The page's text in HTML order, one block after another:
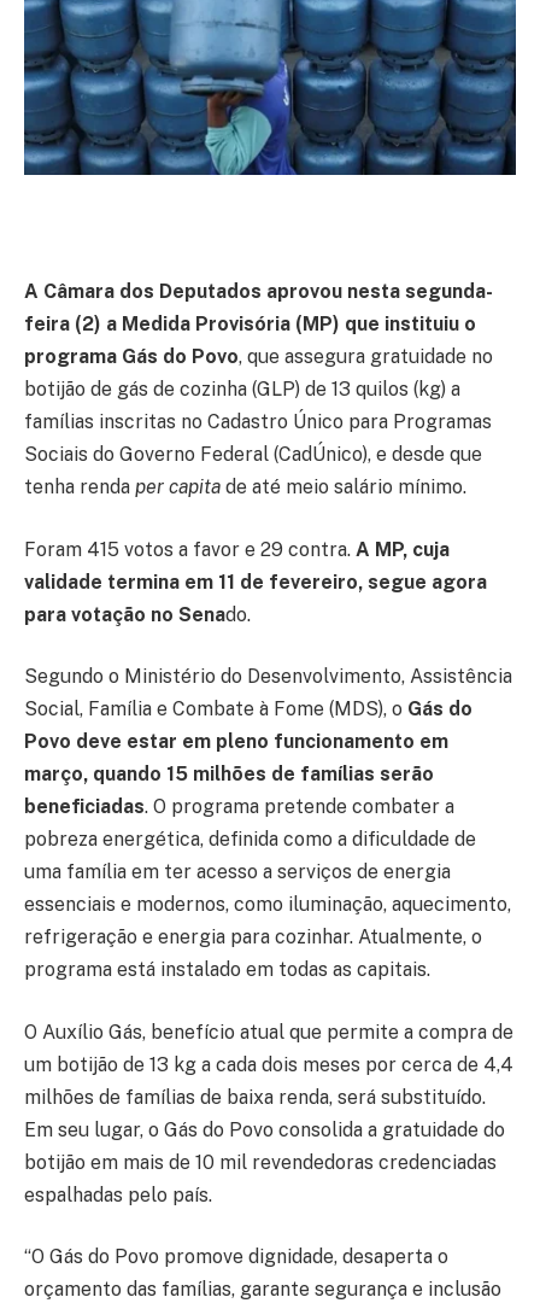
A Câmara dos Deputados aprovou nesta segunda-
feira (2) a Medida Provisória (MP) que instituiu o
programa Gás do Povo, que assegura gratuidade no
botijão de gás de cozinha (GLP) de 13 quilos (kg) a
famílias inscritas no Cadastro Único para Programas
Sociais do Governo Federal (CadÚnico), e desde que
tenha renda per capita de até meio salário mínimo.
Foram 415 votos a favor e 29 contra. A MP, cuja
validade termina em 11 de fevereiro, segue agora
para votação no Senado.
Segundo o Ministério do Desenvolvimento, Assistência
Social, Família e Combate à Fome (MDS), o Gás do
Povo deve estar em pleno funcionamento em
março, quando 15 milhões de famílias serão
beneficiadas. O programa pretende combater a
pobreza energética, definida como a dificuldade de
uma família em ter acesso a serviços de energia
essenciais e modernos, como iluminação, aquecimento,
refrigeração e energia para cozinhar. Atualmente, o
programa está instalado em todas as capitais.
O Auxílio Gás, benefício atual que permite a compra de
um botijão de 13 kg a cada dois meses por cerca de 4,4
milhões de famílias de baixa renda, será substituído.
Em seu lugar, o Gás do Povo consolida a gratuidade do
botijão em mais de 10 mil revendedoras credenciadas
espalhadas pelo país.
“O Gás do Povo promove dignidade, desaperta o
orçamento das famílias, garante segurança e inclusão